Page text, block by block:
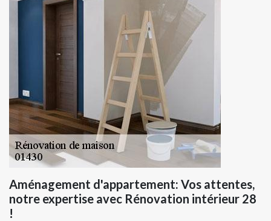
Aménagement d'appartement: Vos attentes,
notre expertise avec Rénovation intérieur 28
!